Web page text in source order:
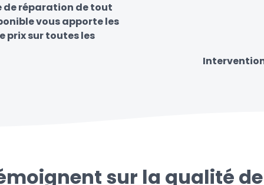
de réparation de tout
vous apporte les
prix sur toutes les
sur la qualité